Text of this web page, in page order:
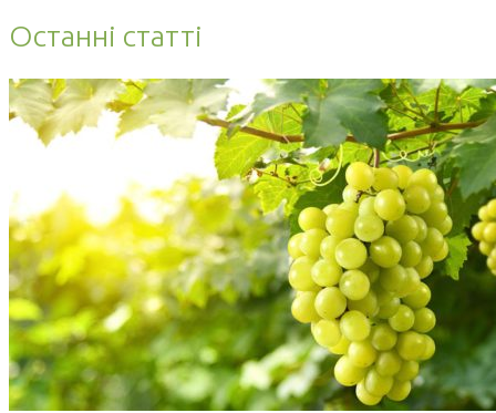
Останні статті